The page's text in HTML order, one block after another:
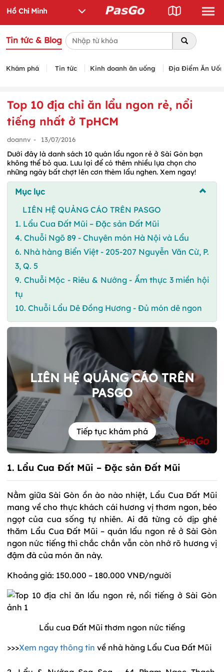
Tin tức & Blog
Khám phá Tin tức Kinh doanh ăn uống Địa Điểm Ăn
Top 10 địa chỉ ăn lẩu ngon rẻ, nổi
tiếng nhất ở TpHCM
doannv - 13/07/2016
Dưới đây là danh sách 10 quán lẩu ngon rẻ ở Sài Gòn bạn
không thể bỏ qua. Lưu lại để có thêm nhiều lựa chọn cho
những ngày bất chợt lên cơn thèm lẩu nghen. Xem ngay!
Mục lục
LIÊN HỆ QUẢNG CÁO TRÊN PASGO
1. Lẩu Cua Đất Mũi – Đặc sản Đất Mũi
4. Chuỗi Ngõ 89 - Chuyên món Hà Nội và Lẩu
6. Nhà hàng Biển Việt - 205-207 Nguyễn Văn Cừ, P.
3, Q. 5
9. Chuỗi Mộc - Riêu & Nướng - Ẩm thực 3 miền hội
tụ
10. Chuỗi Lẩu Dê Đồng Hương - Đủ món dê ngon
LIÊN HỆ QUẢNG CÁO TRÊN
PASGO
Tiếp tục khám phá
1. Lẩu Cua Đất Mũi – Đặc sản Đất Mũi
Nằm giữa Sài Gòn ồn ào nào nhiệt, Lẩu Cua Đất Mũi
mang về cho thực khách cái hương vị thơm ngon, béo
ngọt của cua sống tự nhiên. Ai đã từng có dịp ghé
thăm Lẩu Cua Đất Mũi – quán lẩu ngon rẻ ở Sài Gòn
ngon nức tiếng thì chắc chắn vẫn còn nhớ rõ hương vị
đậm đà của món ăn này.
Khoảng giá: 150.000 – 180.000 VNĐ/người
Lẩu cua Đất Mũi thơm ngon nức tiếng
>>>Xem ngay thông tin về nhà hàng Lẩu Cua Đất Mũi